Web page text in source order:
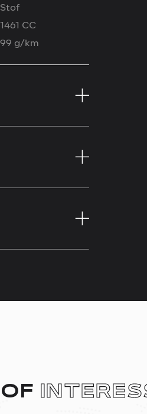
Stof
1461 CC
99 g/km